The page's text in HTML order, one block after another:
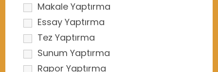
Makale Yaptırma
Essay Yaptırma
Tez Yaptırma
Sunum Yaptırma
Rapor Yaptırma